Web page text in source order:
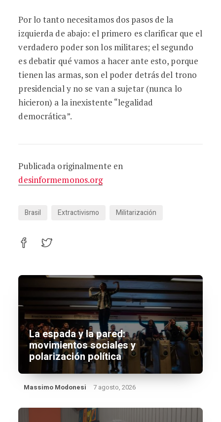
Por lo tanto necesitamos dos pasos de la
izquierda de abajo: el primero es clarificar que el
verdadero poder son los militares; el segundo
es debatir qué vamos a hacer ante esto, porque
tienen las armas, son el poder detrás del trono
presidencial y no se van a sujetar (nunca lo
hicieron) a la inexistente “legalidad
democrática”.
Publicada originalmente en
desinformemonos.org
Brasil Extractivismo Militarización
La espada y la pared:
movimientos sociales y
polarización política
Massimo Modonesi 7 agosto, 2026